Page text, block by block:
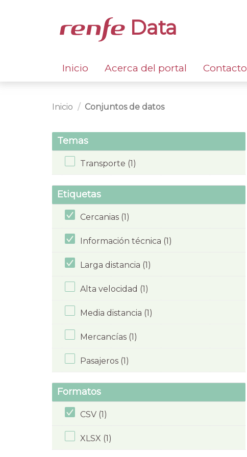
Data
Inicio Acerca del portal Contacto
Inicio Conjuntos de datos
Temas
Transporte (1)
Etiquetas
Cercanias (1)
Información técnica (1)
Larga distancia (1)
Alta velocidad (1)
Media distancia (1)
Mercancías (1)
Pasajeros (1)
Formatos
CSV (1)
XLSX (1)